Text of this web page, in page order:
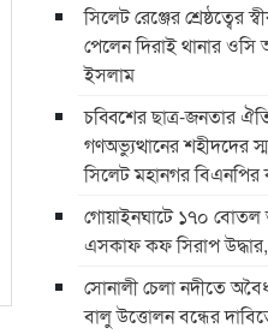
সিলেট রেঞ্জের শ্রেষ্ঠত্বের
পেলেন দিরাই থানার
ইসলাম
চব্বিশের ছাত্র-জনতার
গণঅভ্যুত্থানের শহীদদের
সিলেট মহানগর বিএনপির
গোয়াইনঘাটে ১৭০ বোতল
এসকাফ কফ সিরাপ উদ্ধার,
সোনালী চেলা নদীতে
বালু উত্তোলন বন্ধের